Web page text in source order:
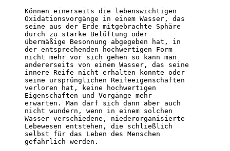
Können einerseits die lebenswichtigen
Oxidationsvorgänge in einem Wasser, das
seine aus der Erde mitgebrachte Sphäre
durch zu starke Belüftung oder
übermäßige Besonnung abgegeben hat, in
der entsprechenden hochwertigen Form
nicht mehr vor sich gehen so kann man
andererseits von einem Wasser, das seine
innere Reife nicht erhalten konnte oder
seine ursprünglichen Reifeeigenschaften
verloren hat, keine hochwertigen
Eigenschaften und Vorgänge mehr
erwarten. Man darf sich dann aber auch
nicht wundern, wenn in einem solchen
Wasser verschiedene, niederorganisierte
Lebewesen entstehen, die schließlich
selbst für das Leben des Menschen
gefährlich werden.